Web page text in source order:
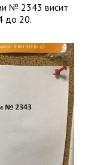
№ 2343 висит
до 20.